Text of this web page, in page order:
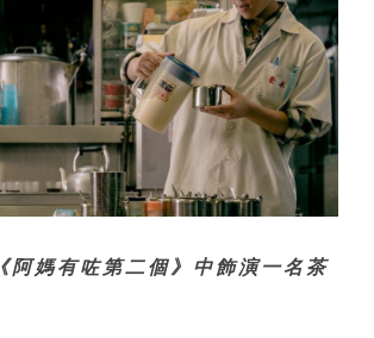
阿媽有咗第二個》中飾演一名茶